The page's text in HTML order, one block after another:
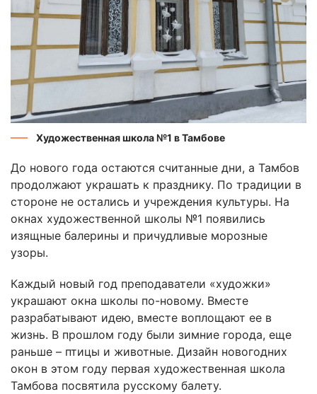
Художественная школа №1 в Тамбове
До нового года остаются считанные дни, а Тамбов
продолжают украшать к празднику. По традиции в
стороне не остались и учреждения культуры. На
окнах художественной школы №1 появились
изящные балерины и причудливые морозные
узоры.
Каждый новый год преподаватели «художки»
украшают окна школы по-новому. Вместе
разрабатывают идею, вместе воплощают ее в
жизнь. В прошлом году были зимние города, еще
раньше – птицы и животные. Дизайн новогодних
окон в этом году первая художественная школа
Тамбова посвятила русскому балету.